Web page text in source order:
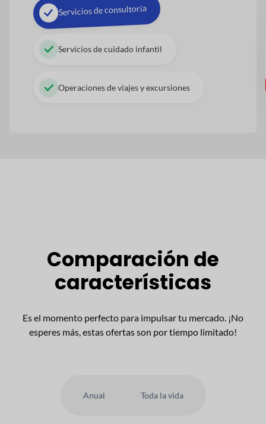
Servicios de consultoría
Servicios de cuidado infantil
Operaciones de viajes y excursiones
Comparación de
características
Es el momento perfecto para impulsar tu mercado. ¡No
esperes más, estas ofertas son por tiempo limitado!
Anual Toda la vida